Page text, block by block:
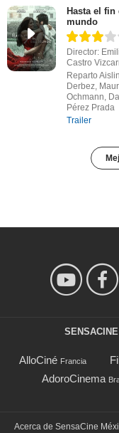
Hasta el fin
mundo
Director:
Castro
Reparto
Derbez,
Ochmann,
Pérez Prada
Trailer
AlloCiné Francia
AdoroCinema
Acerca de SensaCine